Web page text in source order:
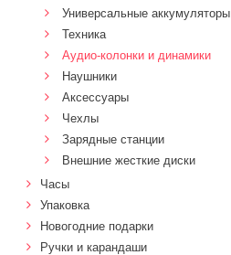
Универсальные аккумуляторы
Техника
Аудио-колонки и динамики
Наушники
Аксессуары
Чехлы
Зарядные станции
Внешние жесткие диски
Часы
Упаковка
Новогодние подарки
Ручки и карандаши